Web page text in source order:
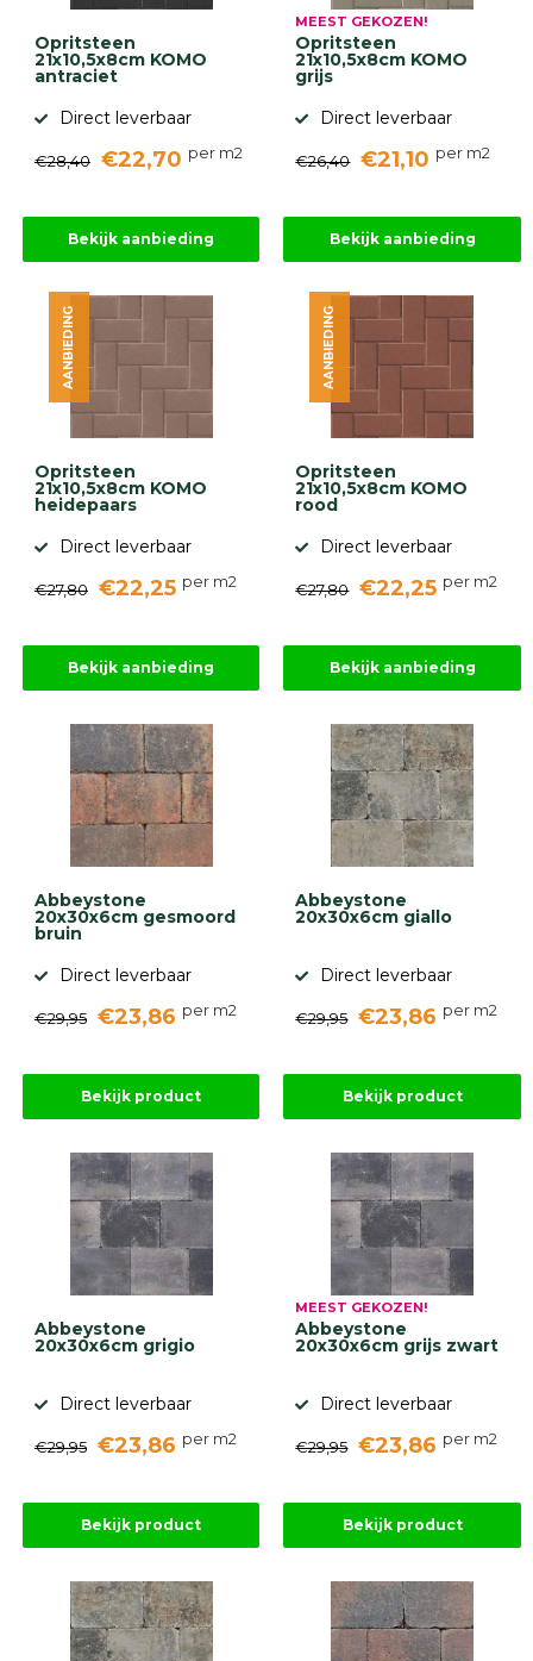
Opritsteen
21x10,5x8cm KOMO
antraciet
Direct leverbaar
€28,40 €22,70 per m2
Bekijk aanbieding
MEEST GEKOZEN!
Opritsteen
21x10,5x8cm KOMO
grijs
Direct leverbaar
€26,40 €21,10 per m2
Bekijk aanbieding
Opritsteen
21x10,5x8cm KOMO
heidepaars
Direct leverbaar
€27,80 €22,25 per m2
AANBIEDING
Bekijk aanbieding
Opritsteen
21x10,5x8cm KOMO
rood
Direct leverbaar
€27,80 €22,25 per m2
AANBIEDING
Bekijk aanbieding
Abbeystone
20x30x6cm gesmoord
bruin
Direct leverbaar
€29,95 €23,86 per m2
Bekijk product
Abbeystone
20x30x6cm giallo
Direct leverbaar
€29,95 €23,86 per m2
Bekijk product
Abbeystone
20x30x6cm grigio
Direct leverbaar
€29,95 €23,86 per m2
Bekijk product
MEEST GEKOZEN!
Abbeystone
20x30x6cm grijs zwart
Direct leverbaar
€29,95 €23,86 per m2
Bekijk product